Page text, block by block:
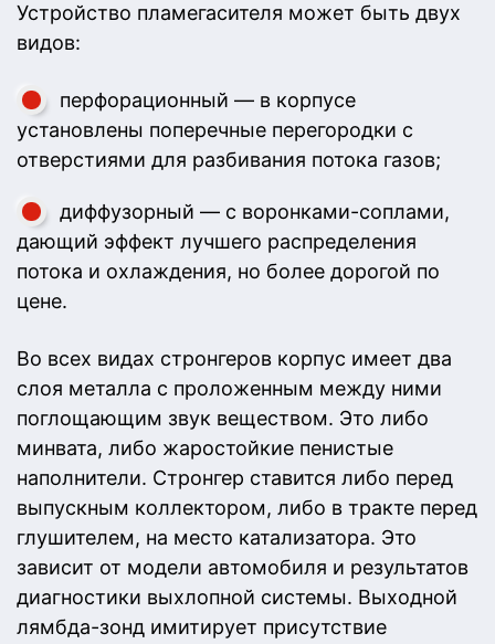
Устройство пламегасителя может быть двух
видов:
перфорационный — в корпусе
установлены поперечные перегородки с
отверстиями для разбивания потока газов;
диффузорный — с воронками-соплами,
дающий эффект лучшего распределения
потока и охлаждения, но более дорогой по
цене.
Во всех видах стронгеров корпус имеет два
слоя металла с проложенным между ними
поглощающим звук веществом. Это либо
минвата, либо жаростойкие пенистые
наполнители. Стронгер ставится либо перед
выпускным коллектором, либо в тракте перед
глушителем, на место катализатора. Это
зависит от модели автомобиля и результатов
диагностики выхлопной системы. Выходной
лямбда-зонд имитирует присутствие